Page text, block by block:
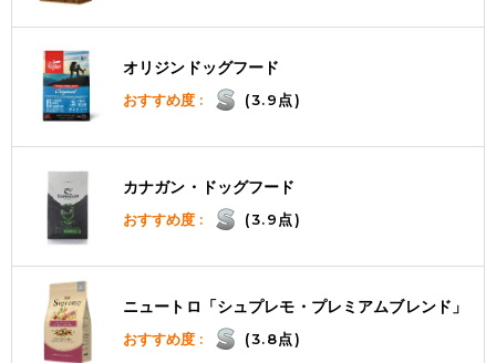
オリジンドッグフード
おすすめ度 : (3.9点)
カナガン・ドッグフード
おすすめ度 : (3.9点)
ニュートロ「シュプレモ・プレミアムブレンド」
おすすめ度 : (3.8点)